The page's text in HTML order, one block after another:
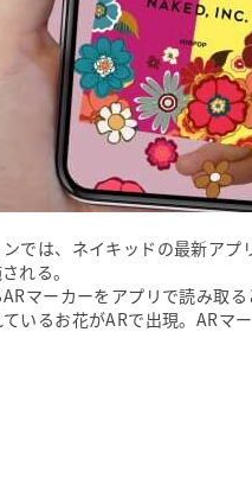
では、ネイキッドの最新アプ
れる。
マーカーをアプリで読み取
いるお花がARで出現。ARマ